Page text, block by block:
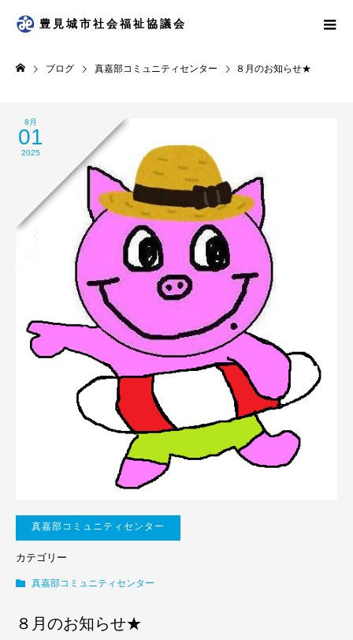
豊見城市社会福祉協議会
ブログ 真嘉部コミュニティセンター ８月のお知らせ★
8月
01
2025
真嘉部コミュニティセンター
カテゴリー
真嘉部コミュニティセンター
８月のお知らせ★